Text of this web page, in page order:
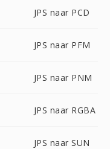
JPS naar PCD
JPS naar PFM
JPS naar PNM
JPS naar RGBA
JPS naar SUN